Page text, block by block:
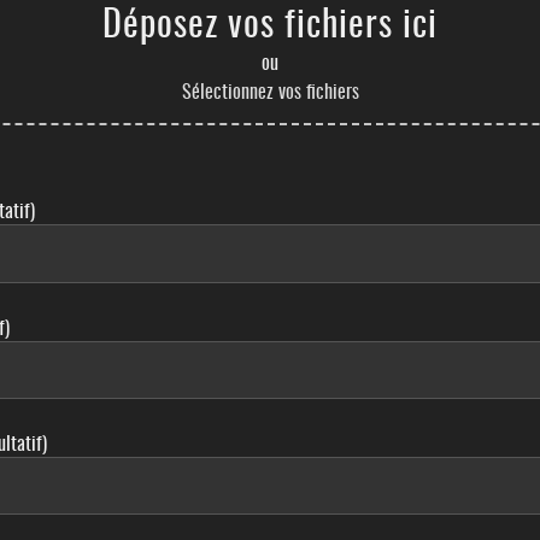
Déposez vos fichiers ici
ou
Sélectionnez vos fichiers